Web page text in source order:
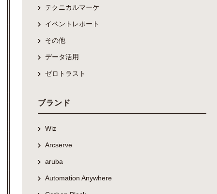
テクニカルマーケ
イベントレポート
その他
データ活用
ゼロトラスト
ブランド
Wiz
Arcserve
aruba
Automation Anywhere